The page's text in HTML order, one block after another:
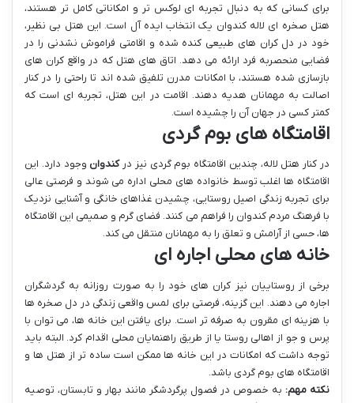
برای کسانی که به دنبال تجربه ای لوکس تر و امکاناتی کامل تر هستند،
هتل صخره ای لاله کندوان یک انتخاب ایده آل است. این هتل بی نظیر،
خود در دل کران های طبیعی کنده شده و اقامتی فراموش نشدنی را در
فضایی منحصربه فرد ارائه می دهد. اتاق های هتل که در واقع کران های
بازسازی شده هستند، با امکانات مدرن تلفیق شده اند تا راحتی را در کنار
اصالت به مهمانان هدیه دهند. اقامت در این هتل، تجربه ای است که
کمتر کسی در جهان آن را چشیده است.
اقامتگاه های بوم گردی
در کنار هتل لاله، چندین اقامتگاه بوم گردی نیز درکندوان وجود دارد. این
اقامتگاه ها اغلب توسط خانواده های محلی اداره می شوند و فرصتی عالی
برای تجربه زندگی اصیل روستایی، چشیدن غذاهای خانگی و آشنایی نزدیک
با فرهنگ مردم کندوان را فراهم می کنند. فضای گرم و صمیمی این اقامتگاه
ها، حسی از آرامش و تعلق را به مهمانان منتقل می کند.
خانه های محلی اجاره ای
برخی از روستاییان نیز کران های خود را به صورت روزانه به گردشگران
اجاره می دهند. این گزینه، فرصتی برای لمس واقعی زندگی در دل صخره ها
با هزینه ای مقرون به صرفه تر است. برای یافتن این خانه ها، می توان با
پرس و جو از اهالی روستا یا از طریق راهنمایان محلی اقدام کرد. البته باید
توجه داشت که امکانات در این خانه ها ممکن است ساده تر از هتل ها و
اقامتگاه های بوم گردی باشد.
نکته مهم: به خصوص در فصول پرگردشگر مانند بهار و تابستان، توصیه